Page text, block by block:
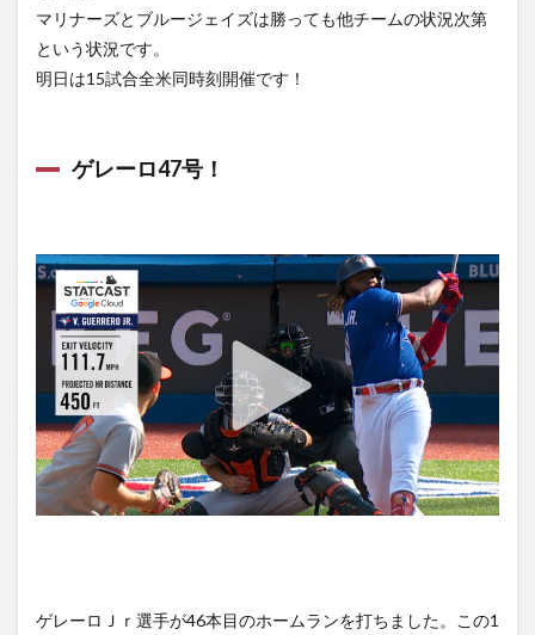
ゲームハ
イライト
3
決勝のホー
ム踏む！
vs.
Pirates
ゲーム
ハイラ
イト
3.2
【Pirates】
筒香 本日
の内容
10
本時
マリナーズとブルージェイズは勝っても他チームの状況次第
という状況です。
明日は15試合全米同時刻開催です！
ゲレーロ47号！
ゲレーロＪｒ選手が46本目のホームランを打ちました。この1